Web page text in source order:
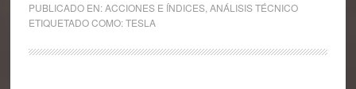
PUBLICADO EN:ACCIONES E ÍNDICES, ANÁLISIS TÉCNICO
ETIQUETADO COMO:TESLA